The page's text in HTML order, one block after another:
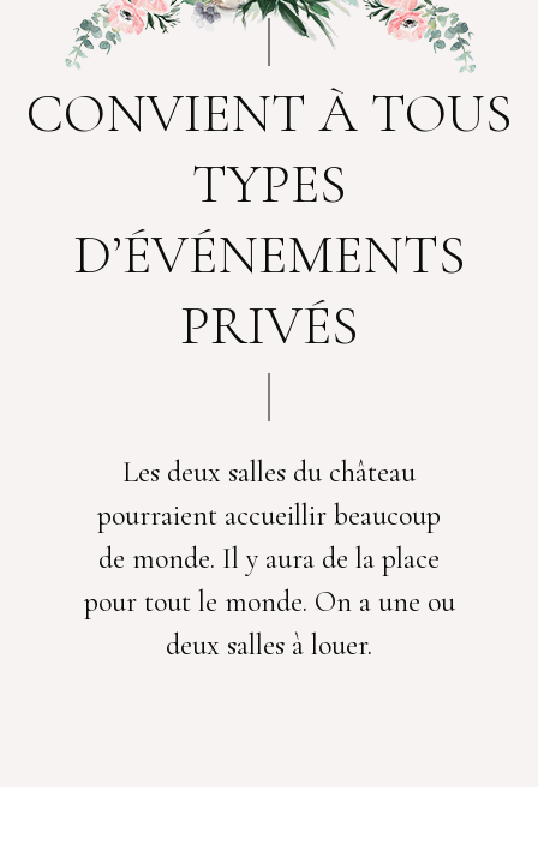
CONVIENT À TOUS
TYPES
D’ÉVÉNEMENTS
PRIVÉS
Les deux salles du château
pourraient accueillir beaucoup
de monde. Il y aura de la place
pour tout le monde. On a une ou
deux salles à louer.